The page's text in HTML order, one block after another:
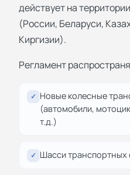
действует на
(России, Беларуси,
Киргизии).
Регламент
✓ Новые колесные
(автомобили,
т.д.)
✓ Шасси транспортных